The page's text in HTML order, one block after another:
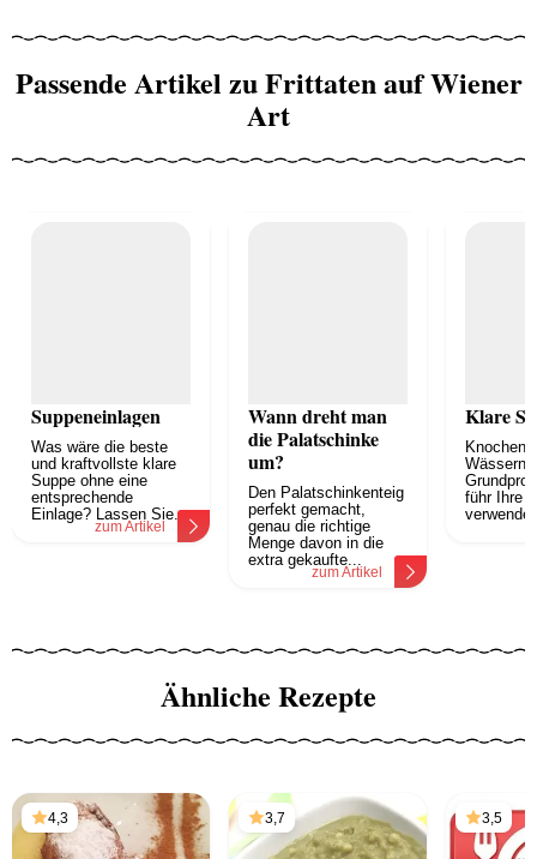
Passende Artikel zu Frittaten auf Wiener
Art
Suppeneinlagen
Was wäre die beste
und kraftvollste klare
Suppe ohne eine
entsprechende
Einlage? Lassen Sie...
zum Artikel
Wann dreht man
die Palatschinke
um?
Den Palatschinkenteig
perfekt gemacht,
genau die richtige
Menge davon in die
extra gekaufte...
zum Artikel
Klare
Wässern
führ Ihre
Ähnliche Rezepte
4,3 3,7 3,5